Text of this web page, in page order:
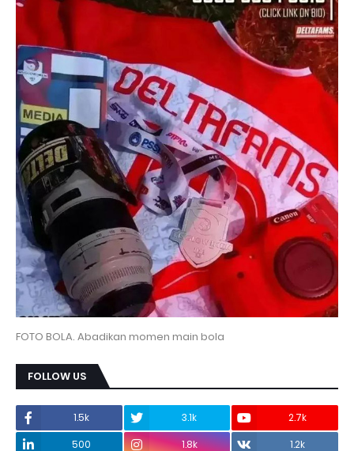
FOTO BOLA. Abadikan momen main bola
FOLLOW US
1.5k 3.1k
2.7k
500
1.8k 1.2k